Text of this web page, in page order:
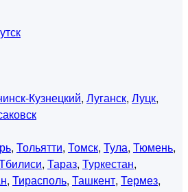
Кузнецкий, Луганск, Луцк,
, Тольятти, Томск, Тула, Тюмень,
, Тараз, Туркестан,
, Тирасполь, Ташкент, Термез,